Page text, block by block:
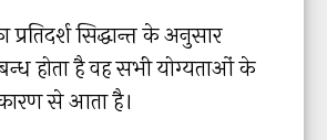
सिद्धान्त के अनुसार
होता है वह सभी योग्यताओं के
से आता है।